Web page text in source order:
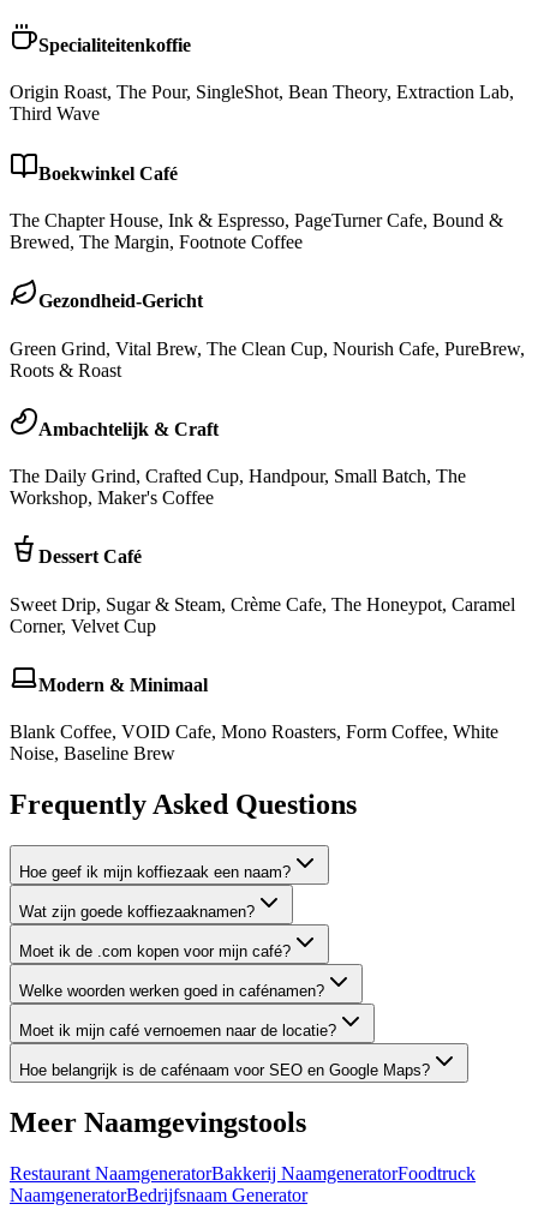
Specialiteitenkoffie
Origin Roast, The Pour, SingleShot, Bean Theory, Extraction Lab,
Third Wave
Boekwinkel Café
The Chapter House, Ink & Espresso, PageTurner Cafe, Bound &
Brewed, The Margin, Footnote Coffee
Gezondheid-Gericht
Green Grind, Vital Brew, The Clean Cup, Nourish Cafe, PureBrew,
Roots & Roast
Ambachtelijk & Craft
The Daily Grind, Crafted Cup, Handpour, Small Batch, The
Workshop, Maker's Coffee
Dessert Café
Sweet Drip, Sugar & Steam, Crème Cafe, The Honeypot, Caramel
Corner, Velvet Cup
Modern & Minimaal
Blank Coffee, VOID Cafe, Mono Roasters, Form Coffee, White
Noise, Baseline Brew
Frequently Asked Questions
Hoe geef ik mijn koffiezaak een naam?
Wat zijn goede koffiezaaknamen?
Moet ik de .com kopen voor mijn café?
Welke woorden werken goed in cafénamen?
Moet ik mijn café vernoemen naar de locatie?
Hoe belangrijk is de cafénaam voor SEO en Google Maps?
Meer Naamgevingstools
Restaurant NaamgeneratorBakkerij NaamgeneratorFoodtruck
NaamgeneratorBedrijfsnaam Generator